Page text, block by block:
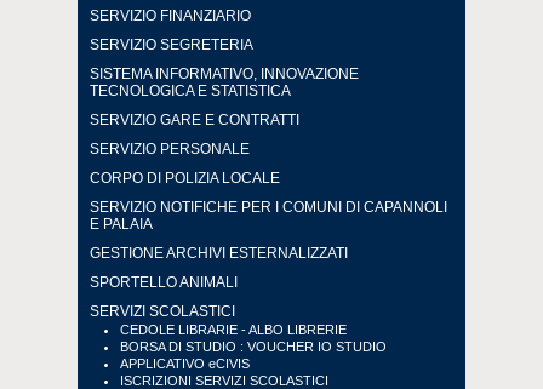
SERVIZIO FINANZIARIO
SERVIZIO SEGRETERIA
SISTEMA INFORMATIVO, INNOVAZIONE
TECNOLOGICA E STATISTICA
SERVIZIO GARE E CONTRATTI
SERVIZIO PERSONALE
CORPO DI POLIZIA LOCALE
SERVIZIO NOTIFICHE PER I COMUNI DI CAPANNOLI
E PALAIA
GESTIONE ARCHIVI ESTERNALIZZATI
SPORTELLO ANIMALI
SERVIZI SCOLASTICI
CEDOLE LIBRARIE - ALBO LIBRERIE
BORSA DI STUDIO : VOUCHER IO STUDIO
APPLICATIVO eCIVIS
ISCRIZIONI SERVIZI SCOLASTICI